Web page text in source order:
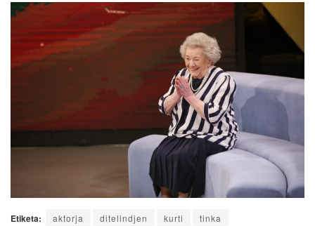
Etiketa: aktorja ditelindjen kurti tinka